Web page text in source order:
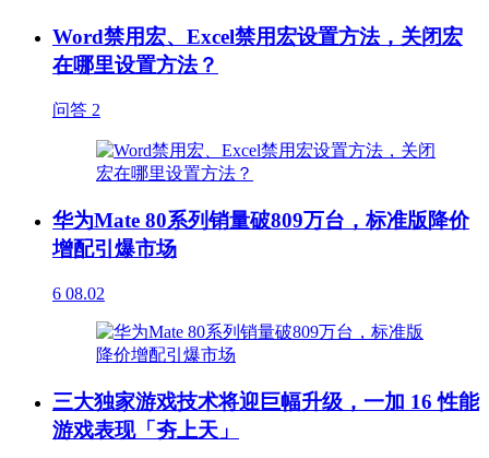
Word禁用宏、Excel禁用宏设置方法，关闭宏
在哪里设置方法？
问答 2
华为Mate 80系列销量破809万台，标准版降价
增配引爆市场
6 08.02
三大独家游戏技术将迎巨幅升级，一加 16 性能
游戏表现「夯上天」